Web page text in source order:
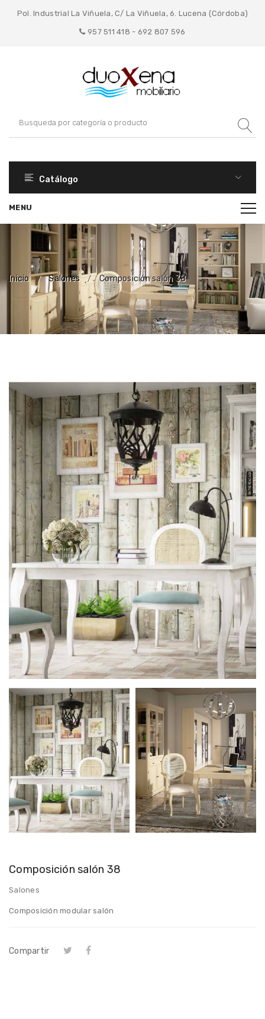
Pol. Industrial La Viñuela, C/ La Viñuela, 6. Lucena (Córdoba)
957 511 418 - 692 807 596
Catálogo
Inicio / Salones / Composición salón 38
Composición salón 38
Salones
Composición modular salón
Compartir